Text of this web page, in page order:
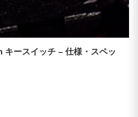
キースイッチ – 仕様・スペッ